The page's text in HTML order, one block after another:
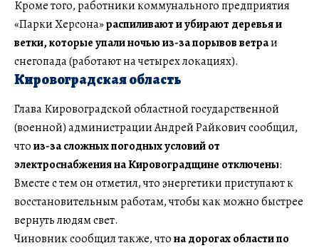
Кроме того, работники коммунального предприятия
«Парки Херсона»распиливают и убирают деревья и
ветки, которые упали ночью из-за порывов ветраи
снегопада (работают на четырех локациях).
Кировоградская область
Глава Кировоградской областной государственной
(военной) администрации Андрей Райкович сообщил,
чтоиз-за сложных погодных условий от
электроснабжения на Кировоградщине отключены:
Вместе с тем он отметил, что энергетики приступают к
восстановительным работам, чтобы как можно быстрее
вернуть людям свет.
Чиновник сообщил также, чтона дорогах области по